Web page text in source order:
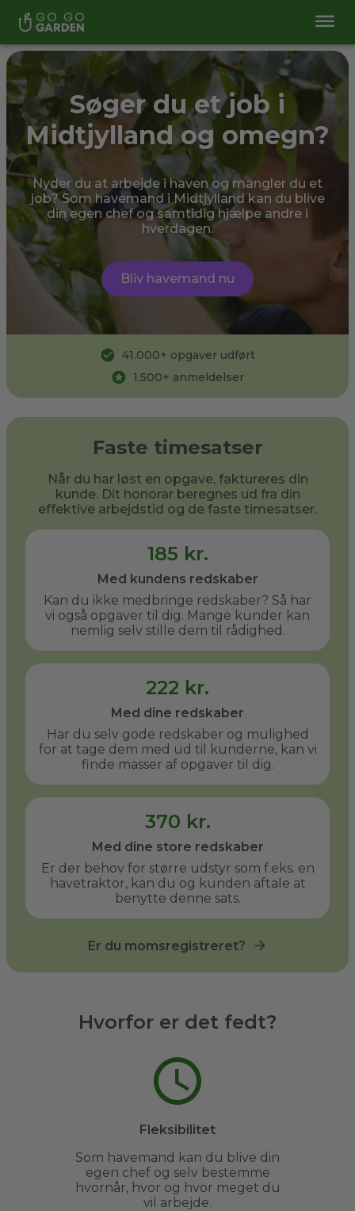
Søger du et job i
Midtjylland og omegn?
Nyder du at arbejde i haven og mangler du et
job? Som havemand i Midtjylland kan du blive
din egen chef og samtidig hjælpe andre i
hverdagen.
Bliv havemand nu
41.000+ opgaver udført
1.500+ anmeldelser
Faste timesatser
Når du har løst en opgave, faktureres din
kunde. Dit honorar beregnes ud fra din
effektive arbejdstid og de faste timesatser.
185 kr.
Med kundens redskaber
Kan du ikke medbringe redskaber? Så har
vi også opgaver til dig. Mange kunder kan
nemlig selv stille dem til rådighed.
222 kr.
Med dine redskaber
Har du selv gode redskaber og mulighed
for at tage dem med ud til kunderne, kan vi
finde masser af opgaver til dig.
370 kr.
Med dine store redskaber
Er der behov for større udstyr som f.eks. en
havetraktor, kan du og kunden aftale at
benytte denne sats.
Er du momsregistreret?
Hvorfor er det fedt?
Fleksibilitet
Som havemand kan du blive din
egen chef og selv bestemme
hvornår, hvor og hvor meget du
vil arbejde.